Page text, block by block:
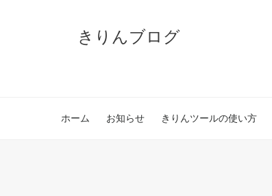
きりんブログ
ホーム お知らせ きりんツールの使い方